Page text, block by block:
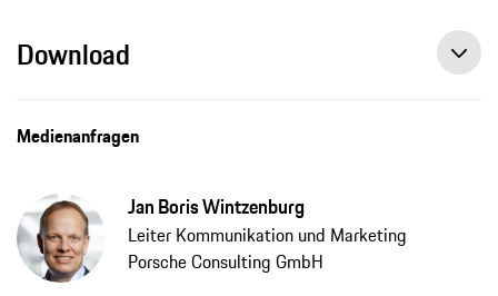
Download
Medienanfragen
Jan Boris Wintzenburg
Leiter Kommunikation und Marketing
Porsche Consulting GmbH